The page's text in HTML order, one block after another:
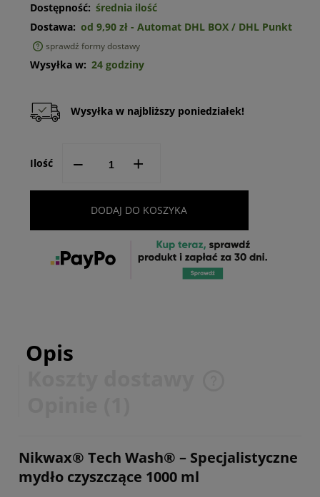
Dostępność: średnia ilość
Dostawa: od 9,90 zł - Automat DHL BOX / DHL Punkt
sprawdź formy dostawy
Wysyłka w: 24 godziny
Wysyłka w najbliższy poniedziałek!
Ilość -- +
DODAJ DO KOSZYKA
Opis
Nikwax® Tech Wash® – Specjalistyczne
mydło czyszczące 1000 ml